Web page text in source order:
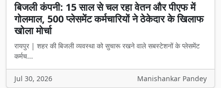
बिजली कंपनी: 15 साल से चल रहा वेतन और पीएफ में
गोलमाल, 500 प्लेसमेंट कर्मचारियों ने ठेकेदार के खिलाफ
खोला मोर्चा
रायपुर | शहर की बिजली व्यवस्था को सुचारू रखने वाले सबस्टेशनों के प्लेसमेंट
कर्मच...
Jul 30, 2026 Manishankar Pandey